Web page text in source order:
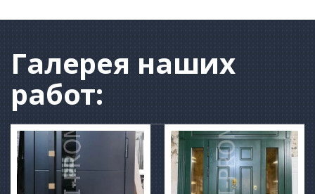
Галерея наших
работ: